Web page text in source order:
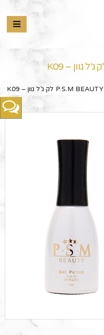
P.S.M BEAUTY לק ג’ל גוון – K09